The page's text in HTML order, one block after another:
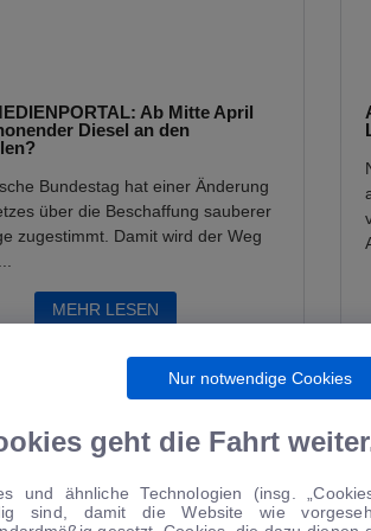
Ab Mitte April
Diesel an den
Bundestag hat einer Änderung
über die Beschaffung sauberer
zugestimmt. Damit wird der Weg
MEHR LESEN
Nur notwendige Cookies
geht die Fahrt
und ähnliche Technologien (insg.
sind, damit die Website wie